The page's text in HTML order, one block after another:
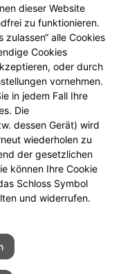
kostenfrei
Impressum
dieser Website
zu funktionieren.
zulassen“ alle Cookies
Cookies
oder durch
vornehmen.
in jedem Fall Ihre
Die
dessen Gerät) wird
wiederholen zu
der gesetzlichen
können Ihre Cookie
Schloss Symbol
und widerrufen.